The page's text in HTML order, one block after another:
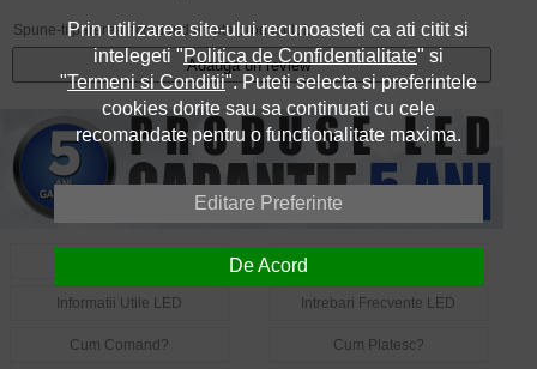
Spune-ti parerea acordand o nota produsului:
Adauga un review
Informatii Utile LED Intrebari Frecvente LED
Cum Comand? Cum Platesc?
Prin utilizarea site-ului recunoasteti ca ati citit si
intelegeti "Politica de Confidentialitate" si
"Termeni si Conditii". Puteti selecta si preferintele
cookies dorite sau sa continuati cu cele
recomandate pentru o functionalitate maxima.
Editare Preferinte
De Acord